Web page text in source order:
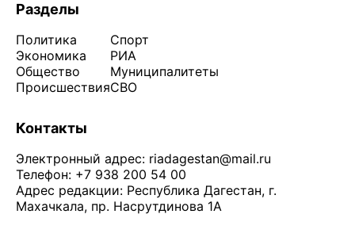
Разделы
Политика
Экономика
Общество
Происшествия
Спорт
РИА
Муниципалитеты
СВО
Контакты
Электронный адрес: riadagestan@mail.ru
Телефон: +7 938 200 54 00
Адрес редакции: Республика Дагестан, г.
Махачкала, пр. Насрутдинова 1А